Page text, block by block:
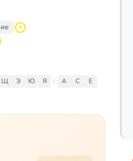
Щ Э Ю Я | A C
E